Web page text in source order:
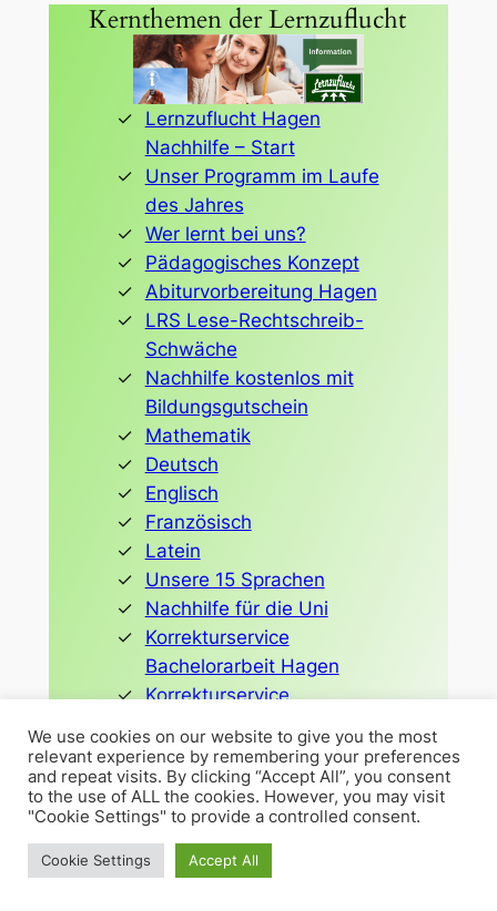
Kernthemen der Lernzuflucht
Lernzuflucht Hagen
Nachhilfe – Start
Unser Programm im Laufe
des Jahres
Wer lernt bei uns?
Pädagogisches Konzept
Abiturvorbereitung Hagen
LRS Lese-Rechtschreib-
Schwäche
Nachhilfe kostenlos mit
Bildungsgutschein
Mathematik
Deutsch
Englisch
Französisch
Latein
Unsere 15 Sprachen
Nachhilfe für die Uni
Korrekturservice
Bachelorarbeit Hagen
Korrekturservice
Weiterbildung
Sprachkurse
Einstufungstests: Was kannst
du schon?
iBook: Die Berechnung von
We use cookies on our website to give you the most
relevant experience by remembering your preferences
and repeat visits. By clicking “Accept All”, you consent
to the use of ALL the cookies. However, you may visit
"Cookie Settings" to provide a controlled consent.
Cookie Settings Accept All